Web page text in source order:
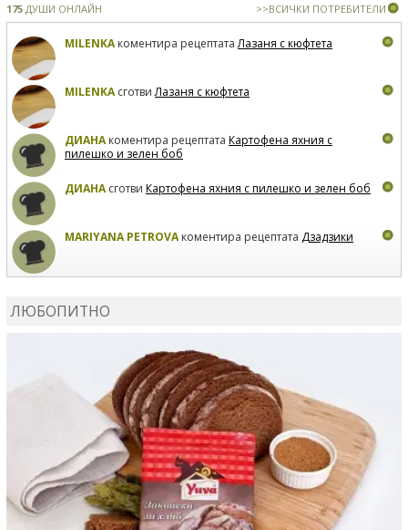
175 ДУШИ ОНЛАЙН >>ВСИЧКИ ПОТРЕБИТЕЛИ
MILENKAкоментира рецептатаЛазаня с кюфтета
MILENKAсготвиЛазаня с кюфтета
ДИАНАкоментира рецептата Картофена яхния с
пилешко и зелен боб
ДИАНАсготви Картофена яхния с пилешко и зелен боб
MARIYANA PETROVAкоментира рецептата Дзадзики
ЛЮБОПИТНО